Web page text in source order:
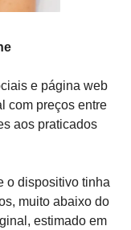
e página web
com preços entre
aos praticados
o dispositivo tinha
muito abaixo do
estimado em